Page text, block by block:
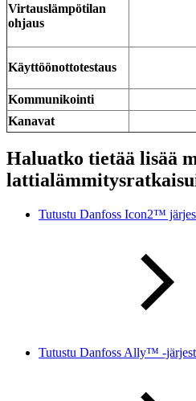
Virtauslämpötilan
ohjaus
Käyttöönottotestaus
Kommunikointi
Kanavat
Haluatko tietää lisää
Tutustu Danfoss Icon2™
Tutustu Danfoss Ally™ -